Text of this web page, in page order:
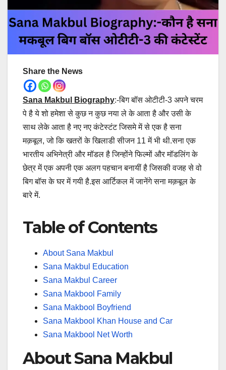
Share the News
Sana Makbul Biography:-बिग बॉस ओटीटी-3 अपने चरम
पे है ये शो हमेशा से कुछ न कुछ नया ले के आता है और उसी के
साथ लेके आता है नए नए कंटेस्टंट जिसमे में से एक है सना
मक़बूल, जो कि खतरों के खिलाडी सीजन 11 में भी थी.सना एक
भारतीय अभिनेत्री और मॉडल है जिन्होंने फिल्मों और मॉडलिंग के
छेत्र में एक अपनी एक अलग पहचान बनायीं है जिसकी वजह से वो
बिग बॉस के घर में गयी है.इस आर्टिकल में जानेंगे सना मक़बूल के
बारे में.
Table of Contents
About Sana Makbul
Sana Makbul Education
Sana Makbul Career
Sana Makbool Family
Sana Makbool Boyfriend
Sana Makbool Khan House and Car
Sana Makbool Net Worth
About Sana Makbul